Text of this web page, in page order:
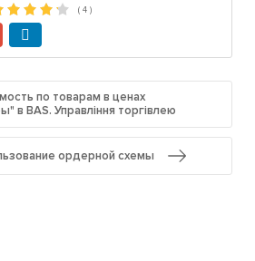
( 4 )
по товарам в ценах
в BAS. Управління торгівлею
ордерной схемы